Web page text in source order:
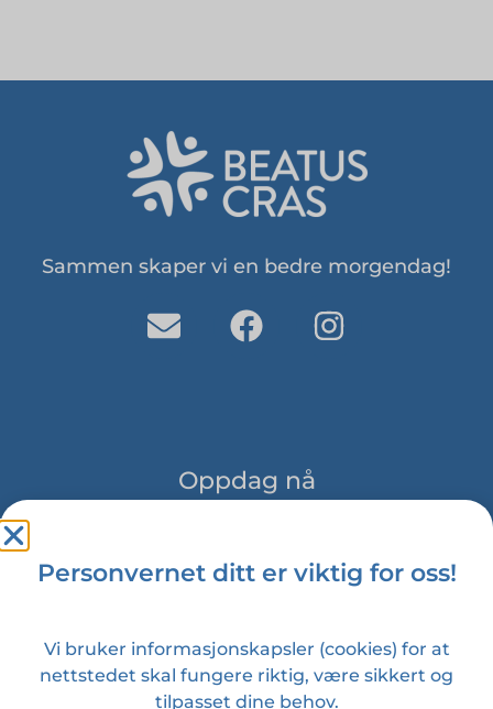
Sammen skaper vi en bedre morgendag!
Oppdag nå
Prosjekter
Kontakt
Personvernet ditt er viktig for oss!
Vi bruker informasjonskapsler (cookies) for at
nettstedet skal fungere riktig, være sikkert og
tilpasset dine behov.